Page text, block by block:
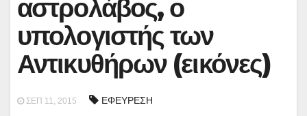
αστρολάβος, ο
υπολογιστής των
Αντικυθήρων (εικόνες)
ΣΕΠ 11, 2015 ΕΦΕΥΡΕΣΗ